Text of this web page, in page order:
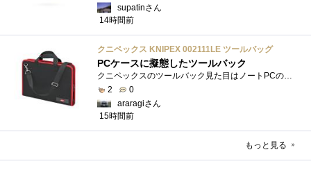
supatinさん
14時間前
クニペックス KNIPEX 002111LE ツールバッグ
PCケースに擬態したツールバック
クニペックスのツールバック見た目はノートPCのバックみたい。中には工具を入れるポケットや工具を固定するゴムバンドが付いています。
2
0
araragiさん
15時間前
もっと見る